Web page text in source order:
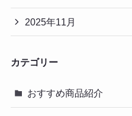
2025年11月
カテゴリー
おすすめ商品紹介